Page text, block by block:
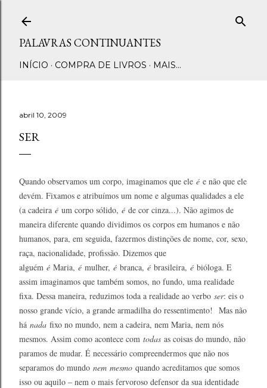
PALAVRAS CONTINUANTES
INÍCIO COMPRA DE LIVROS MAIS…
abril 10, 2009
SER
Quando observamos um corpo, imaginamos que ele é e não que ele
devém. Fixamos e atribuímos um nome e algumas qualidades a ele
(a cadeira é um corpo sólido, é de cor cinza...). Não agimos de
maneira diferente quando dividimos os corpos em humanos e não
humanos, para, em seguida, fazermos distinções de nome, cor, sexo,
raça, nacionalidade, profissão. Dizemos que
alguém é Maria, é mulher, é branca, é brasileira, é bióloga. E
assim imaginamos que também somos, no fundo, uma realidade
fixa. Dessa maneira, reduzimos toda a realidade ao verbo ser: eis o
nosso grande vício, a grande armadilha do ressentimento! Mas não
há nada fixo no mundo, nem a cadeira, nem Maria, nem nós
mesmos. Assim como acontece com todas as coisas do mundo, não
paramos de mudar. É necessário compreendermos que não nos
separamos do mundo nem mesmo quando acreditamos que somos
isso ou aquilo – nem o mais fervoroso defensor da sua identidade